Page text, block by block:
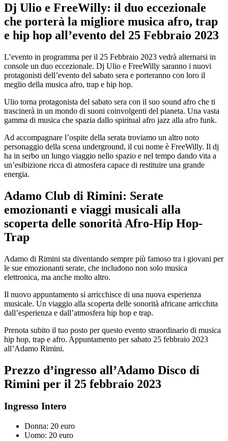
Dj Ulio e FreeWilly: il duo eccezionale
che porterà la migliore musica afro, trap
e hip hop all’evento del 25 Febbraio 2023
L’evento in programma per il 25 Febbraio 2023 vedrà alternarsi in
console un duo eccezionale. Dj Ulio e FreeWilly saranno i nuovi
protagonisti dell’evento del sabato sera e porteranno con loro il
meglio della musica afro, trap e hip hop.
Ulio torna protagonista del sabato sera con il suo sound afro che ti
trascinerà in un mondo di suoni coinvolgenti del pianeta. Una vasta
gamma di musica che spazia dallo spiritual afro jazz alla afro funk.
Ad accompagnare l’ospite della serata troviamo un altro noto
personaggio della scena underground, il cui nome è FreeWilly. Il dj
ha in serbo un lungo viaggio nello spazio e nel tempo dando vita a
un’esibizione ricca di atmosfera capace di restituire una grande
energia.
Adamo Club di Rimini: Serate
emozionanti e viaggi musicali alla
scoperta delle sonorità Afro-Hip Hop-
Trap
Adamo di Rimini sta diventando sempre più famoso tra i giovani per
le sue emozionanti serate, che includono non solo musica
elettronica, ma anche molto altro.
Il nuovo appuntamento si arricchisce di una nuova esperienza
musicale. Un viaggio alla scoperta delle sonorità africane arricchita
dall’esperienza e dall’atmosfera hip hop e trap.
Prenota subito il tuo posto per questo evento straordinario di musica
hip hop, trap e afro. Appuntamento per sabato 25 febbraio 2023
all’Adamo Rimini.
Prezzo d’ingresso all’Adamo Disco di
Rimini per il 25 febbraio 2023
Ingresso Intero
Donna: 20 euro
Uomo: 20 euro